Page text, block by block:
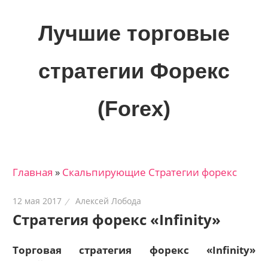
Лучшие торговые
стратегии Форекс
(Forex)
трейдеров
финансовых
рынках:
сигналы,
Главная » Скальпирующие Стратегии форекс
12 мая 2017 Алексей Лобода
Стратегия форекс «Infinity»
Торговая стратегия форекс «Infinity»